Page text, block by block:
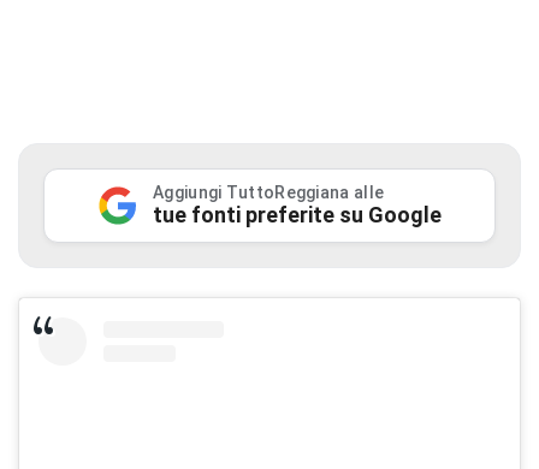
Aggiungi TuttoReggiana alle
tue fonti preferite su Google